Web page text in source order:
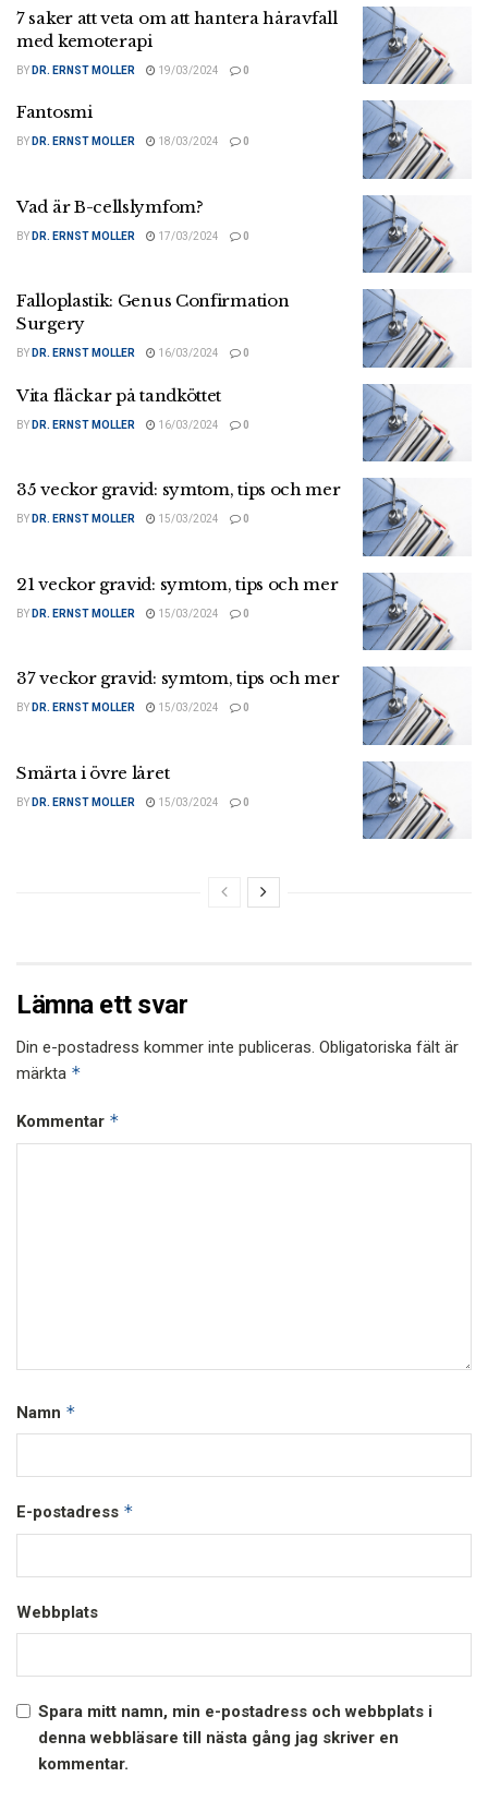
7 saker att veta om att hantera håravfall
med kemoterapi
BY DR. ERNST MOLLER 19/03/2024 0
Fantosmi
BY DR. ERNST MOLLER 18/03/2024 0
Vad är B-cellslymfom?
BY DR. ERNST MOLLER 17/03/2024 0
Falloplastik: Genus Confirmation
Surgery
BY DR. ERNST MOLLER 16/03/2024 0
Vita fläckar på tandköttet
BY DR. ERNST MOLLER 16/03/2024 0
35 veckor gravid: symtom, tips och mer
BY DR. ERNST MOLLER 15/03/2024 0
21 veckor gravid: symtom, tips och mer
BY DR. ERNST MOLLER 15/03/2024 0
37 veckor gravid: symtom, tips och mer
BY DR. ERNST MOLLER 15/03/2024 0
Smärta i övre låret
BY DR. ERNST MOLLER 15/03/2024 0
Lämna ett svar
Din e-postadress kommer inte publiceras. Obligatoriska fält är
märkta *
Kommentar *
Namn *
E-postadress *
Webbplats
Spara mitt namn, min e-postadress och webbplats i
denna webbläsare till nästa gång jag skriver en
kommentar.